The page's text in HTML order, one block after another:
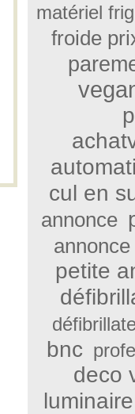
matériel
froide
cul en
annonce
petite
bnc
deco